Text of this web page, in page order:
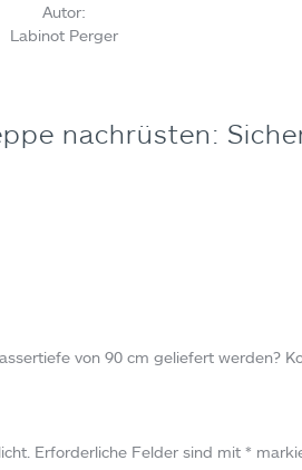
Autor:
Labinot Perger
nachrüsten:
von 90 cm geliefert werden?
Erforderliche Felder sind mit *